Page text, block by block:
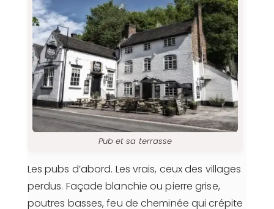
Pub et sa terrasse
Les pubs d’abord. Les vrais, ceux des villages
perdus. Façade blanchie ou pierre grise,
poutres basses, feu de cheminée qui crépite